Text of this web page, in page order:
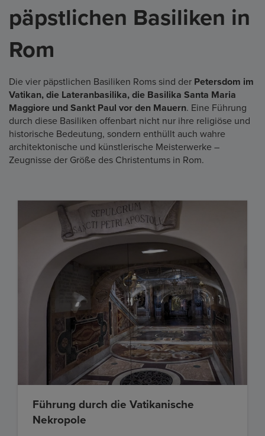
päpstlichen Basiliken in
Rom
Die vier päpstlichen Basiliken Roms sind der Petersdom im
Vatikan, die Lateranbasilika, die Basilika Santa Maria
Maggiore und Sankt Paul vor den Mauern. Eine Führung
durch diese Basiliken offenbart nicht nur ihre religiöse und
historische Bedeutung, sondern enthüllt auch wahre
architektonische und künstlerische Meisterwerke –
Zeugnisse der Größe des Christentums in Rom.
Führung durch die Vatikanische
Nekropole